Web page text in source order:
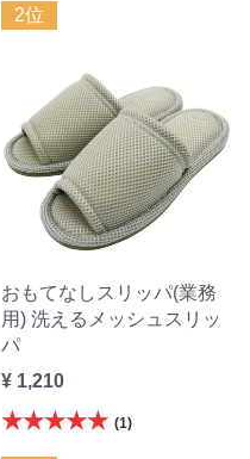
2位
おもてなしスリッパ(業務
用) 洗えるメッシュスリッ
パ
¥ 1,210
★★★★★ (1)